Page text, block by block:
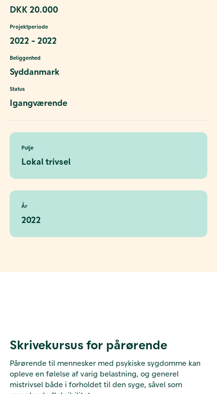
DKK 20.000
Projektperiode
2022 - 2022
Beliggenhed
Syddanmark
Status
Igangværende
Pulje
Lokal trivsel
År
2022
Skrivekursus for pårørende
Pårørende til mennesker med psykiske sygdomme kan
opleve en følelse af varig belastning, og generel
mistrivsel både i forholdet til den syge, såvel som